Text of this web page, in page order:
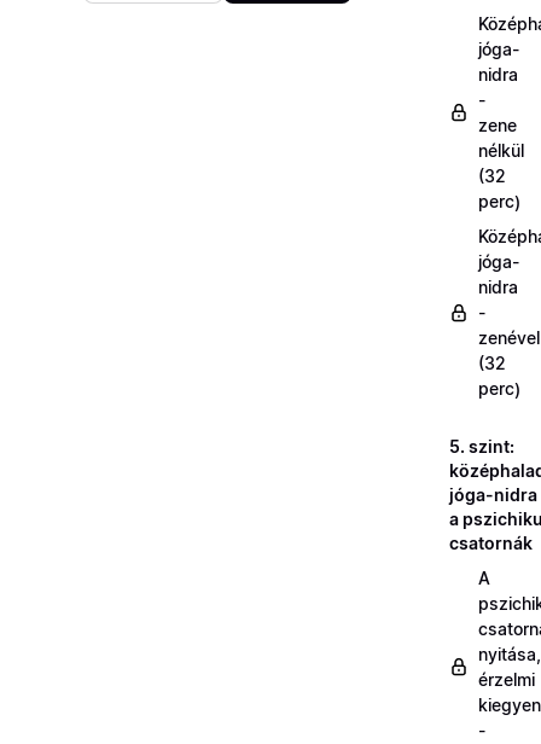
jóga-
nidra
-
zene
nélkül
(32
perc)
jóga-
nidra
-
zenével
(32
perc)
5. szint:
jóga-nidra
a
csatornák
A
nyitása,
érzelmi
-